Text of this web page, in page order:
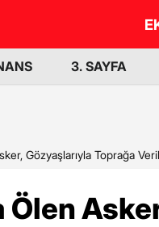
3. SAYFA
Gözyaşlarıyla Toprağa